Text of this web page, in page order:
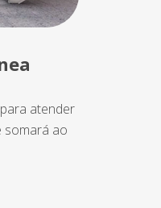
atender
somará ao